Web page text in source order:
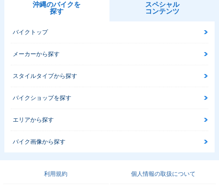
沖縄のバイクを
探す
スペシャル
コンテンツ
バイクトップ
メーカーから探す
スタイルタイプから探す
バイクショップを探す
エリアから探す
バイク画像から探す
利用規約 個人情報の取扱について